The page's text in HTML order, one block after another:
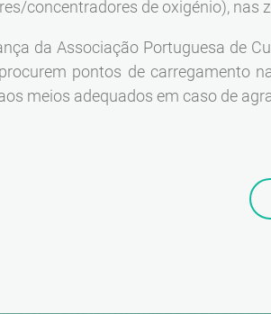
concentradores de oxigénio), nas
da Associação Portuguesa de
pontos de carregamento
meios adequados em caso de